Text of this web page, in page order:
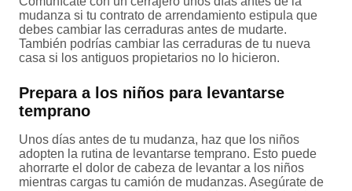
mudanza si tu contrato de arrendamiento estipula que
debes cambiar las cerraduras antes de mudarte.
También podrías cambiar las cerraduras de tu nueva
casa si los antiguos propietarios no lo hicieron.
Prepara a los niños para levantarse
temprano
Unos días antes de tu mudanza, haz que los niños
adopten la rutina de levantarse temprano. Esto puede
ahorrarte el dolor de cabeza de levantar a los niños
mientras cargas tu camión de mudanzas. Asegúrate de